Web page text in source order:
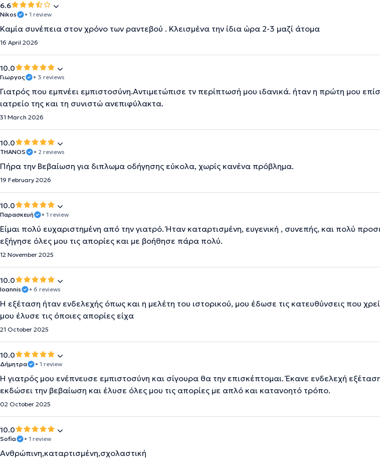
6.6
Nikos • 1 review
Καμία συνέπεια στον χρόνο των ραντεβού . Κλεισμένα την ίδια ώρα 2-3 μαζί άτομα
16 April 2026
10.0
Γιωργος • 3 reviews
Γιατρός που εμπνέει εμπιστοσύνη.Αντιμετώπισε τν περίπτωσή μου ιδανικά. ήταν η πρώτη μου
ιατρείο της και τη συνιστώ ανεπιφύλακτα.
31 March 2026
10.0
THANOS • 2 reviews
Πήρα την Βεβαίωση για διπλωμα οδήγησης εύκολα, χωρίς κανένα πρόβλημα.
19 February 2026
10.0
Παρασκευή • 1 review
Είμαι πολύ ευχαριστημένη από την γιατρό. Ήταν καταρτισμένη, ευγενική , συνεπής, και πολύ
εξήγησε όλες μου τις απορίες και με βοήθησε πάρα πολύ.
12 November 2025
10.0
Ioannis • 6 reviews
Η εξέταση ήταν ενδελεχής όπως και η μελέτη του ιστορικού, μου έδωσε τις κατευθύνσεις που
μου έλυσε τις όποιες απορίες είχα
21 October 2025
10.0
Δήμητρα • 1 review
Η γιατρός μου ενέπνευσε εμπιστοσύνη και σίγουρα θα την επισκέπτομαι. Έκανε ενδελεχή
εκδώσει την βεβαίωση και έλυσε όλες μου τις απορίες με απλό και κατανοητό τρόπο.
02 October 2025
10.0
Sofia • 1 review
Ανθρώπινη,καταρτισμένη,σχολαστική